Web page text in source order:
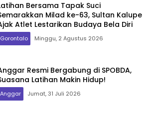
Bersama Tapak Suci
Milad ke-63, Sultan Kalupe
Atlet Lestarikan Budaya Bela Diri
Gorontalo Minggu, 2 Agustus 2026
Resmi Bergabung di SPOBDA,
Latihan Makin Hidup!
Anggar Jumat, 31 Juli 2026